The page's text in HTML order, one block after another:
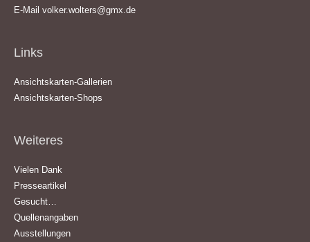
E-Mail volker.wolters@gmx.de
Links
Ansichtskarten-Gallerien
Ansichtskarten-Shops
Weiteres
Vielen Dank
Presseartikel
Gesucht…
Quellenangaben
Ausstellungen